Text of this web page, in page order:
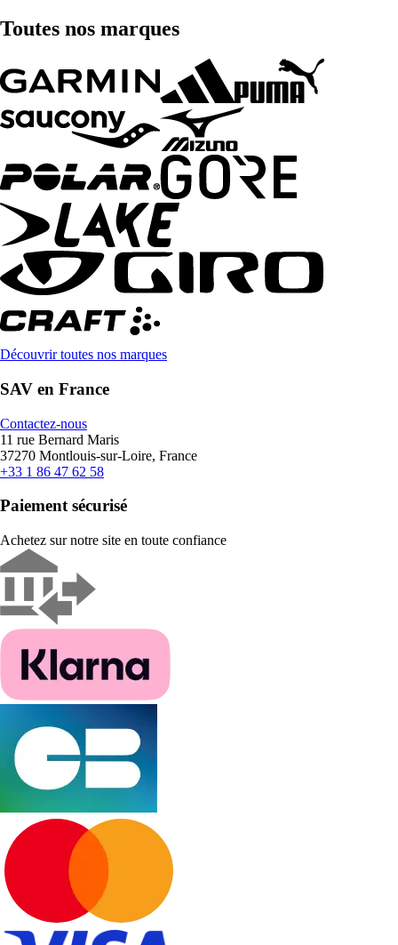
Toutes nos marques
Découvrir toutes nos marques
SAV en France
Contactez-nous
11 rue Bernard Maris
37270 Montlouis-sur-Loire, France
+33 1 86 47 62 58
Paiement sécurisé
Achetez sur notre site en toute confiance